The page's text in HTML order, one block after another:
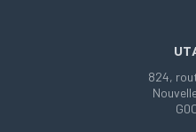
824,